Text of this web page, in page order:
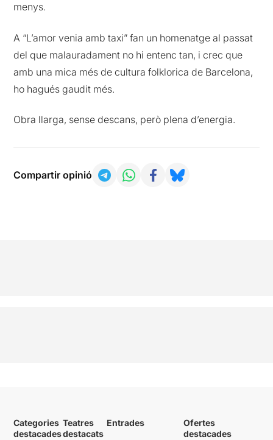
menys.
A “L’amor venia amb taxi” fan un homenatge al passat
del que malauradament no hi entenc tan, i crec que
amb una mica més de cultura folklorica de Barcelona,
ho hagués gaudit més.
Obra llarga, sense descans, però plena d’energia.
Compartir opinió
Categories
destacades
Teatres
destacats
Entrades
Ofertes
destacades